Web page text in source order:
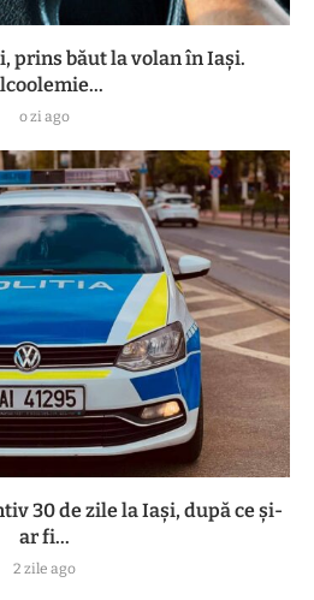
prins băut la volan în Iași.
o zi ago
30 de zile la Iași, după ce și-
ar fi...
2 zile ago